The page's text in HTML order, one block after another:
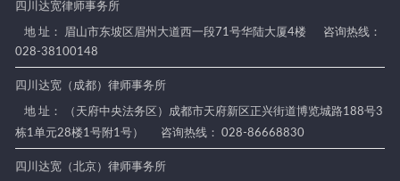
四川达宽律师事务所
地 址： 眉山市东坡区眉州大道西一段71号华陆大厦4楼
咨询热线：
028-38100148
四川达宽（成都）律师事务所
地 址： （天府中央法务区）成都市天府新区正兴街道博览城路188号3
栋1单元28楼1号附1号）
咨询热线： 028-86668830
四川达宽（北京）律师事务所